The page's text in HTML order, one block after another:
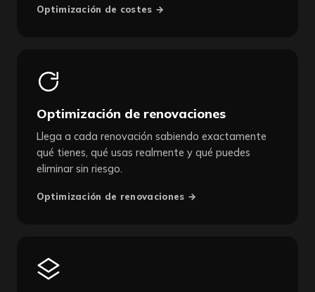
Optimización de costes →
Optimización de renovaciones
Llega a cada renovación sabiendo exactamente
qué tienes, qué usas realmente y qué puedes
eliminar sin riesgo.
Optimización de renovaciones →